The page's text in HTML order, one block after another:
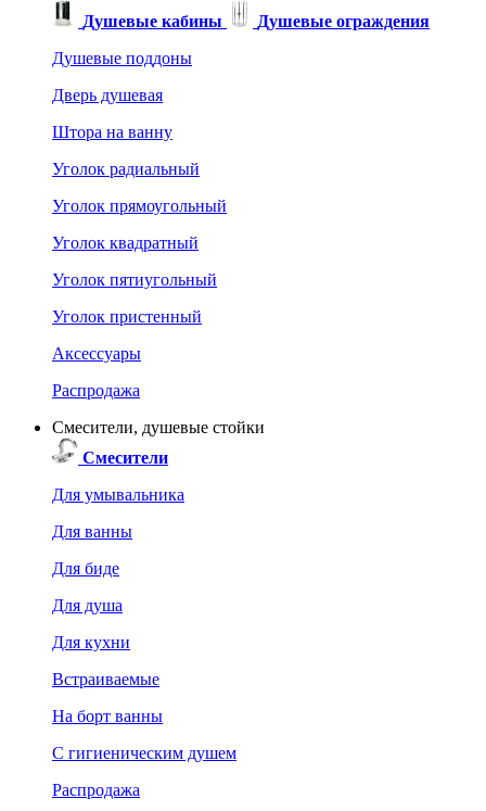
Душевые кабины
Душевые ограждения
Душевые поддоны
Дверь душевая
Штора на ванну
Уголок радиальный
Уголок прямоугольный
Уголок квадратный
Уголок пятиугольный
Уголок пристенный
Аксессуары
Распродажа
Смесители, душевые стойки
Смесители
Для умывальника
Для ванны
Для биде
Для душа
Для кухни
Встраиваемые
На борт ванны
C гигиеническим душем
Распродажа